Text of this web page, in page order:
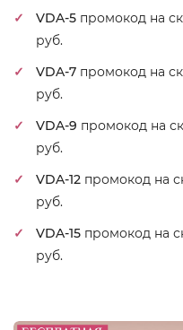
VDA-5 промокод на
руб.
VDA-7 промокод на
руб.
VDA-9 промокод на
руб.
VDA-12 промокод на
руб.
VDA-15 промокод на
руб.